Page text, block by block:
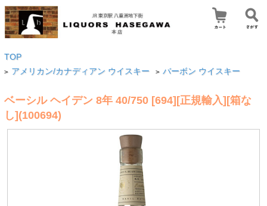
TOP
> アメリカン/カナディアン ウイスキー > バーボン ウイスキー
ベーシル ヘイデン 8年 40/750 [694][正規輸入][箱な
し](100694)